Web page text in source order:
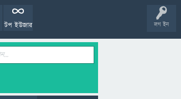
লগ ইন
টপ ইউজার